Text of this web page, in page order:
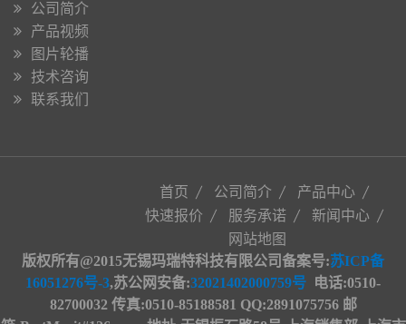
公司简介
产品视频
图片轮播
技术咨询
联系我们
首页 公司简介
产品中心
快速报价
服务承诺
新闻中心
网站地图
版权所有@2015无锡玛瑞特科技有限公司备案号:苏ICP备
16051276号-3,苏公网安备:32021402000759号 电话:0510-
82700032 传真:0510-85188581 QQ:2891075756 邮